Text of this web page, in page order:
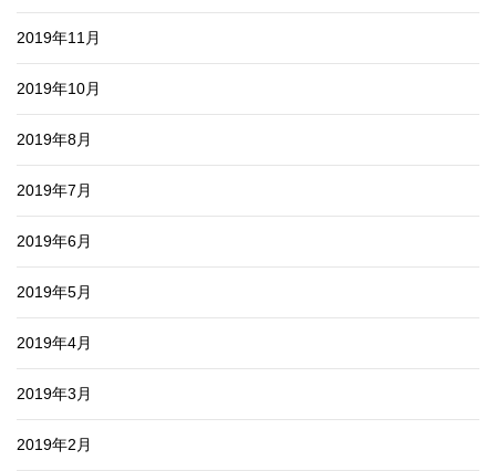
2019年11月
2019年10月
2019年8月
2019年7月
2019年6月
2019年5月
2019年4月
2019年3月
2019年2月